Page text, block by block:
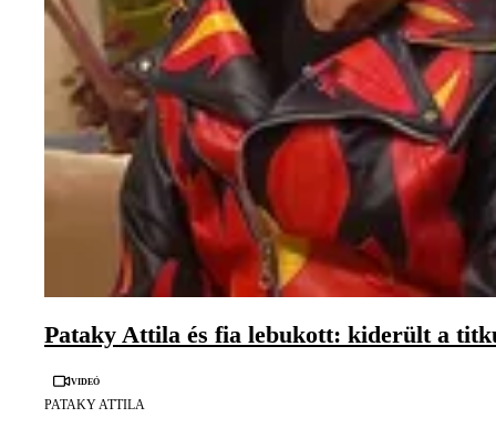
Pataky Attila és fia lebukott: kiderült a
Videó
PATAKY ATTILA